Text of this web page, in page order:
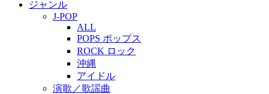
ジャンル
J-POP
ALL
POPS ポップス
ROCK ロック
沖縄
アイドル
演歌／歌謡曲